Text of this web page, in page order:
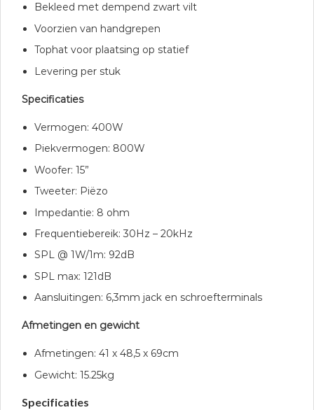
Bekleed met dempend zwart vilt
Voorzien van handgrepen
Tophat voor plaatsing op statief
Levering per stuk
Specificaties
Vermogen: 400W
Piekvermogen: 800W
Woofer: 15”
Tweeter: Piëzo
Impedantie: 8 ohm
Frequentiebereik: 30Hz – 20kHz
SPL @ 1W/1m: 92dB
SPL max: 121dB
Aansluitingen: 6,3mm jack en schroefterminals
Afmetingen en gewicht
Afmetingen: 41 x 48,5 x 69cm
Gewicht: 15.25kg
Specificaties